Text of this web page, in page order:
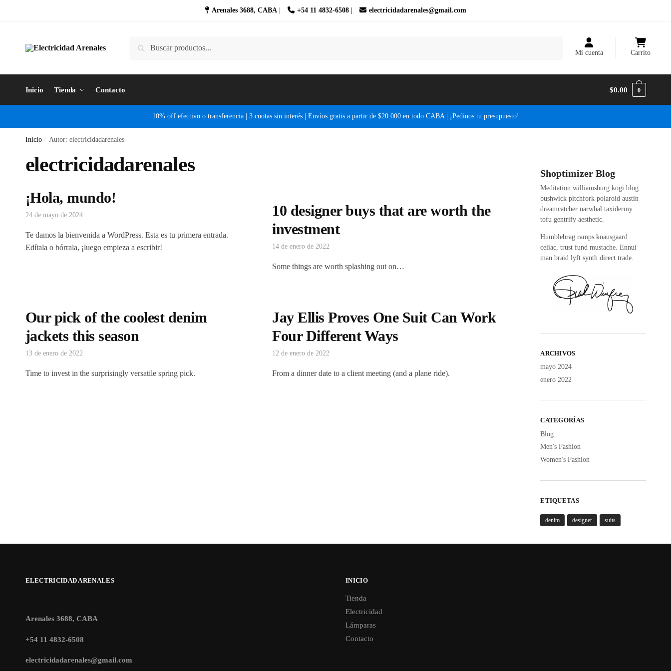
Arenales 3688, CABA +54 11 4832-6508 electricidadarenales@gmail.com
Buscar
Mi cuenta Carrito
Inicio Tienda Contacto $0.00 0
10% off efectivo o transferencia | 3 cuotas sin interés | Envíos gratis a partir de $20.000 en todo CABA | ¡Pedinos tu presupuesto!
Inicio / Autor: electricidadarenales
electricidadarenales
¡Hola, mundo!
24 de mayo de 2024
Te damos la bienvenida a WordPress. Esta es tu primera entrada.
Edítala o bórrala, ¡luego empieza a escribir!
10 designer buys that are worth the
investment
14 de enero de 2022
Some things are worth splashing out on…
Our pick of the coolest denim
jackets this season
13 de enero de 2022
Time to invest in the surprisingly versatile spring pick.
Jay Ellis Proves One Suit Can Work
Four Different Ways
12 de enero de 2022
From a dinner date to a client meeting (and a plane ride).
Shoptimizer Blog
Meditation williamsburg kogi blog
bushwick pitchfork polaroid austin
dreamcatcher narwhal taxidermy
tofu gentrify aesthetic.
Humblebrag ramps knausgaard
celiac, trust fund mustache. Ennui
man braid lyft synth direct trade.
ARCHIVOS
mayo 2024
enero 2022
CATEGORÍAS
Blog
Men's Fashion
Women's Fashion
ETIQUETAS
denim designer suits
ELECTRICIDAD ARENALES
Arenales 3688, CABA
+54 11 4832-6508
electricidadarenales@gmail.com
INICIO
Tienda
Electricidad
Lámparas
Contacto